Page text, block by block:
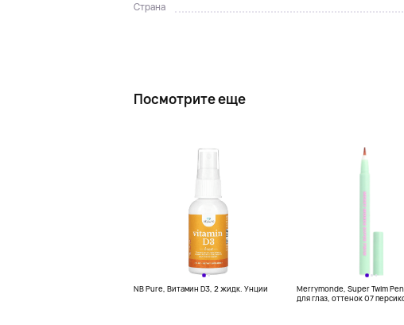
Страна
Посмотрите еще
NB Pure, Витамин D3, 2 жидк. Унции
Merrymonde, Super Twim
для глаз, оттенок 07